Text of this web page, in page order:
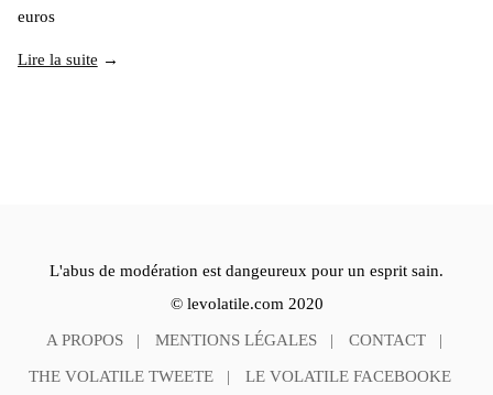
euros
Lire la suite →
L'abus de modération est dangeureux pour un esprit sain.
© levolatile.com 2020
A PROPOS MENTIONS LÉGALES CONTACT
THE VOLATILE TWEETE LE VOLATILE FACEBOOKE